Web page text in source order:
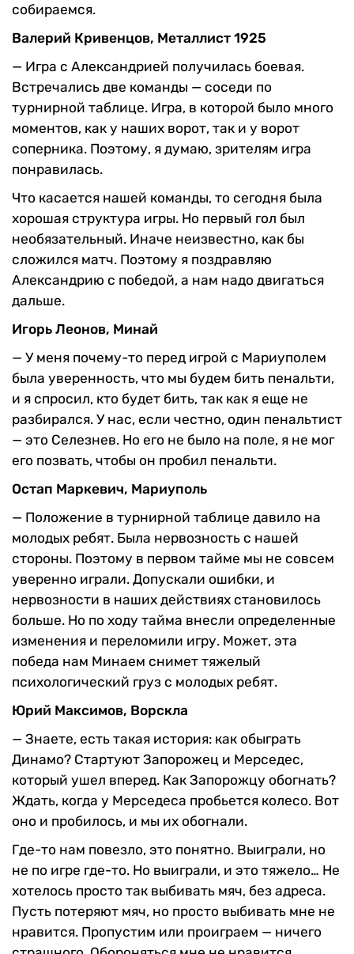
собираемся.
Валерий Кривенцов, Металлист 1925
— Игра с Александрией получилась боевая.
Встречались две команды — соседи по
турнирной таблице. Игра, в которой было много
моментов, как у наших ворот, так и у ворот
соперника. Поэтому, я думаю, зрителям игра
понравилась.
Что касается нашей команды, то сегодня была
хорошая структура игры. Но первый гол был
необязательный. Иначе неизвестно, как бы
сложился матч. Поэтому я поздравляю
Александрию с победой, а нам надо двигаться
дальше.
Игорь Леонов, Минай
— У меня почему-то перед игрой с Мариуполем
была уверенность, что мы будем бить пенальти,
и я спросил, кто будет бить, так как я еще не
разбирался. У нас, если честно, один пенальтист
— это Селезнев. Но его не было на поле, я не мог
его позвать, чтобы он пробил пенальти.
Остап Маркевич, Мариуполь
— Положение в турнирной таблице давило на
молодых ребят. Была нервозность с нашей
стороны. Поэтому в первом тайме мы не совсем
уверенно играли. Допускали ошибки, и
нервозности в наших действиях становилось
больше. Но по ходу тайма внесли определенные
изменения и переломили игру. Может, эта
победа нам Минаем снимет тяжелый
психологический груз с молодых ребят.
Юрий Максимов, Ворскла
— Знаете, есть такая история: как обыграть
Динамо? Стартуют Запорожец и Мерседес,
который ушел вперед. Как Запорожцу обогнать?
Ждать, когда у Мерседеса пробьется колесо. Вот
оно и пробилось, и мы их обогнали.
Где-то нам повезло, это понятно. Выиграли, но
не по игре где-то. Но выиграли, и это тяжело… Не
хотелось просто так выбивать мяч, без адреса.
Пусть потеряют мяч, но просто выбивать мне не
нравится. Пропустим или проиграем — ничего